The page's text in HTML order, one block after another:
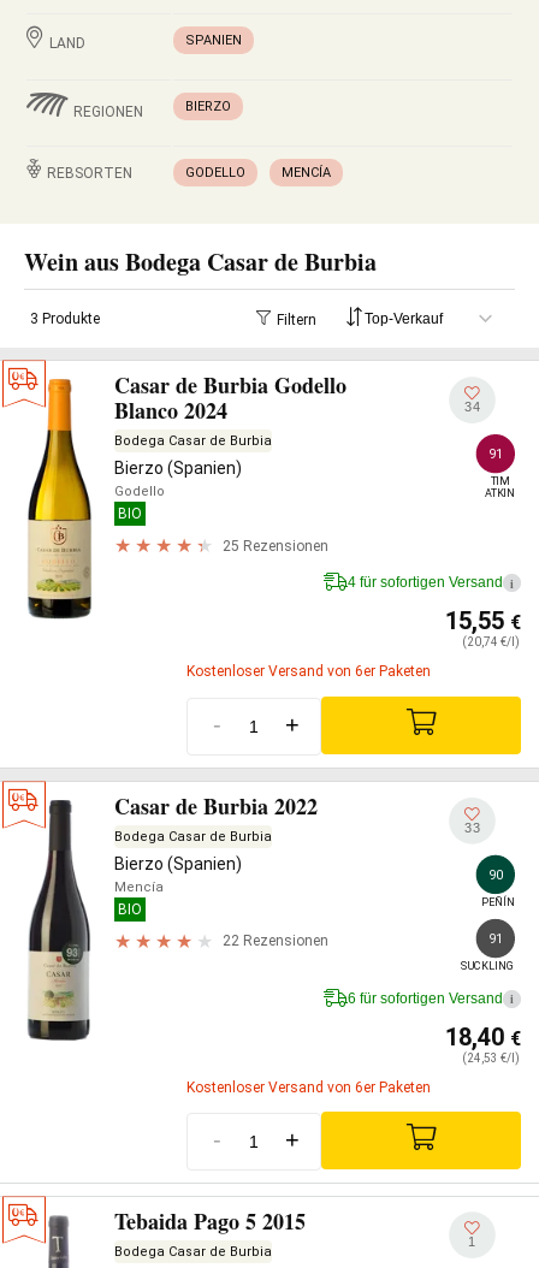
LAND SPANIEN
REGIONEN BIERZO
REBSORTEN GODELLO MENCÍA
Wein aus Bodega Casar de Burbia
3 Produkte Filtern
Casar de Burbia Godello
Blanco 2024
Bodega Casar de Burbia
Bierzo (Spanien)
Godello
BIO
25 Rezensionen
34
91
TIM
ATKIN
4 für sofortigen Versand i
15,55 €
(20,74 €/l)
Kostenloser Versand von 6er Paketen
- +
Casar de Burbia 2022
Bodega Casar de Burbia
Bierzo (Spanien)
Mencía
BIO
22 Rezensionen
33
90
PEÑÍN
91
SUCKLING
6 für sofortigen Versand i
18,40 €
(24,53 €/l)
Kostenloser Versand von 6er Paketen
- +
Tebaida Pago 5 2015
Bodega Casar de Burbia
1